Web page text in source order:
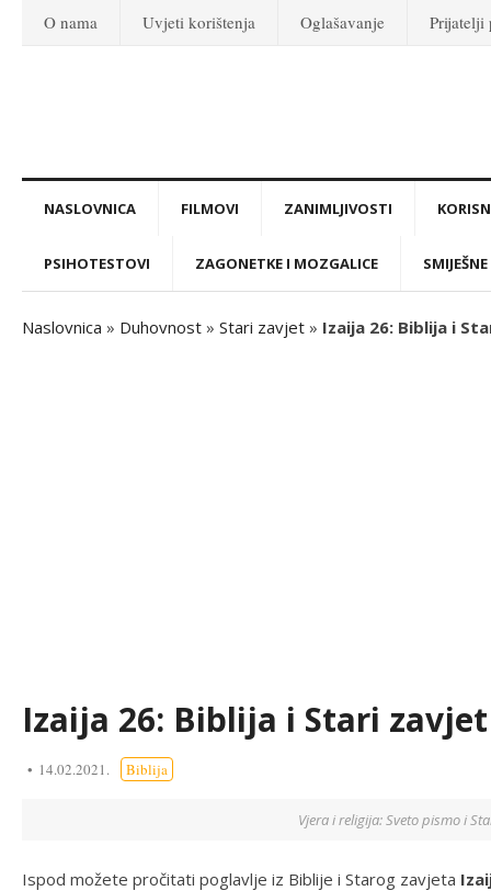
O nama Uvjeti korištenja Oglašavanje Prijatelji
NASLOVNICA FILMOVI ZANIMLJIVOSTI
PSIHOTESTOVI ZAGONETKE I MOZGALICE
Naslovnica » Duhovnost » Stari zavjet » Izaija 26: Biblija i
Izaija 26: Biblija i Stari zavjet
14.02.2021. Biblija
Vjera i religija: Sveto pismo i
Ispod možete pročitati poglavlje iz Biblije i Starog zavjeta